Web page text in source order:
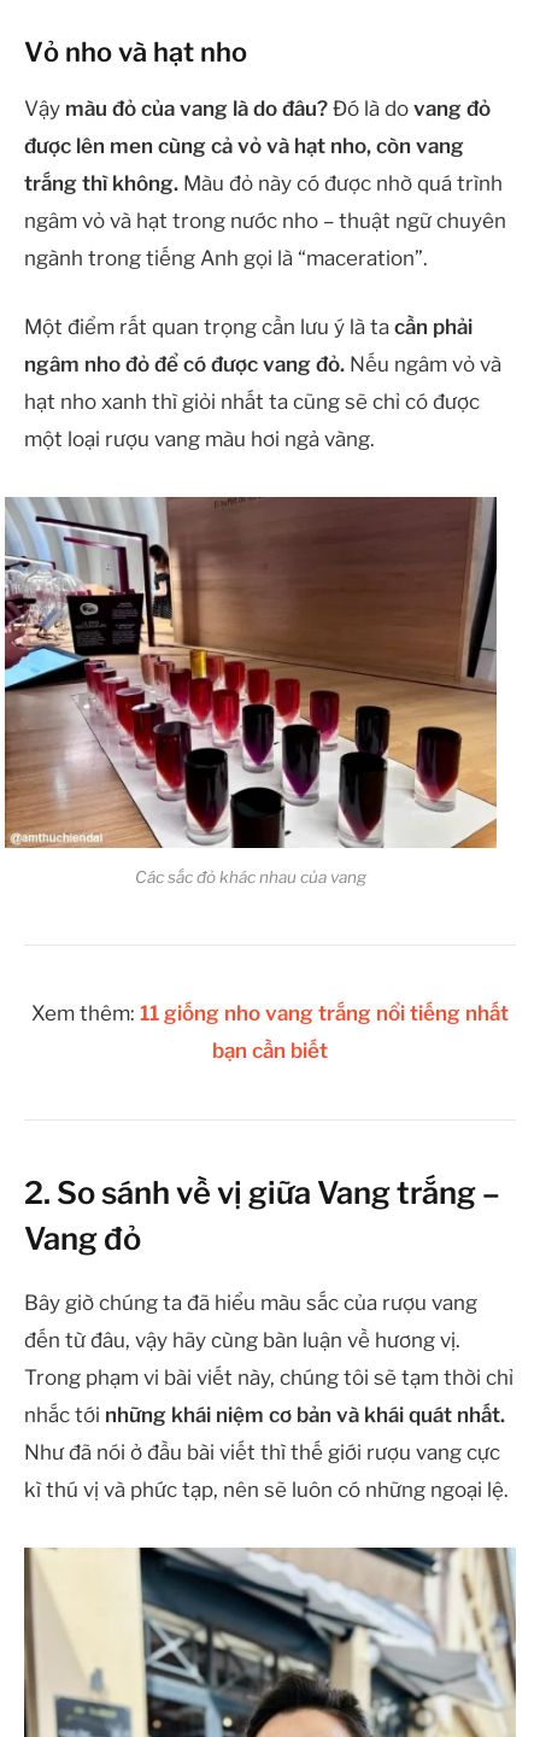
Vỏ nho và hạt nho
Vậy màu đỏ của vang là do đâu? Đó là do vang đỏ
được lên men cùng cả vỏ và hạt nho, còn vang
trắng thì không. Màu đỏ này có được nhờ quá trình
ngâm vỏ và hạt trong nước nho – thuật ngữ chuyên
ngành trong tiếng Anh gọi là “maceration”.
Một điểm rất quan trọng cần lưu ý là ta cần phải
ngâm nho đỏ để có được vang đỏ. Nếu ngâm vỏ và
hạt nho xanh thì giỏi nhất ta cũng sẽ chỉ có được
một loại rượu vang màu hơi ngả vàng.
Các sắc đỏ khác nhau của vang
Xem thêm: 11 giống nho vang trắng nổi tiếng nhất
bạn cần biết
2. So sánh về vị giữa Vang trắng –
Vang đỏ
Bây giờ chúng ta đã hiểu màu sắc của rượu vang
đến từ đâu, vậy hãy cùng bàn luận về hương vị.
Trong phạm vi bài viết này, chúng tôi sẽ tạm thời chỉ
nhắc tới những khái niệm cơ bản và khái quát nhất.
Như đã nói ở đầu bài viết thì thế giới rượu vang cực
kì thú vị và phức tạp, nên sẽ luôn có những ngoại lệ.